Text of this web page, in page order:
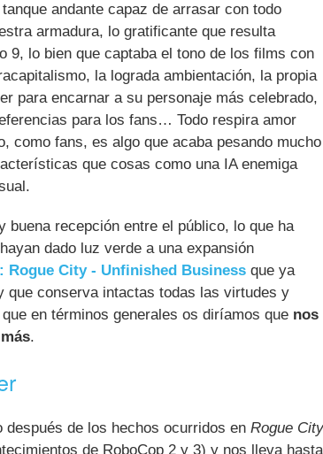
andante capaz de arrasar con todo
armadura, lo gratificante que resulta
9, lo bien que captaba el tono de los films con
la lograda ambientación, la propia
para encarnar a su personaje más celebrado,
para los fans… Todo respira amor
como fans, es algo que acaba pesando mucho
que cosas como una IA enemiga
buena recepción entre el público, lo que ha
dado luz verde a una expansión
Rogue City - Unfinished Business que ya
que conserva intactas todas las virtudes y
en términos generales os diríamos que nos
.
de los hechos ocurridos en Rogue City
de RoboCop 2 y 3) y nos lleva hasta